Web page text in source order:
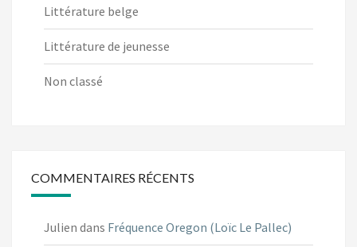
Littérature belge
Littérature de jeunesse
Non classé
COMMENTAIRES RÉCENTS
Julien dans Fréquence Oregon (Loïc Le Pallec)